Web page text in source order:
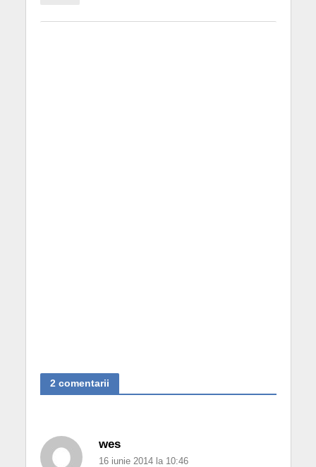
2 comentarii
wes
16 iunie 2014 la 10:46